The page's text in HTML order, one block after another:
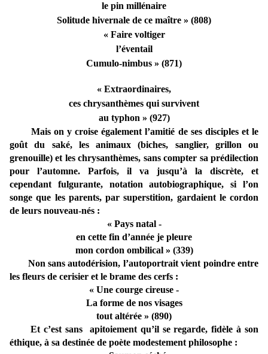
le pin millénaire
Solitude hivernale de ce maître » (808)
« Faire voltiger
l’éventail
Cumulo-nimbus » (871)
« Extraordinaires,
ces chrysanthèmes qui survivent
au typhon » (927)
Mais on y croise également l’amitié de ses disciples et le
goût du saké, les animaux (biches, sanglier, grillon ou
grenouille) et les chrysanthèmes, sans compter sa prédilection
pour l’automne. Parfois, il va jusqu’à la discrète, et
cependant fulgurante, notation autobiographique, si l’on
songe que les parents, par superstition, gardaient le cordon
de leurs nouveau-nés :
« Pays natal -
en cette fin d’année je pleure
mon cordon ombilical » (339)
Non sans autodérision, l’autoportrait vient poindre entre
les fleurs de cerisier et le brame des cerfs :
« Une courge cireuse -
La forme de nos visages
tout altérée » (890)
Et c’est sans apitoiement qu’il se regarde, fidèle à son
éthique, à sa destinée de poète modestement philosophe :